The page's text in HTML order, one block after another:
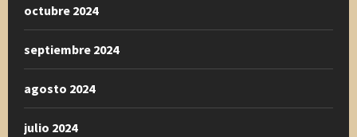
octubre 2024
septiembre 2024
agosto 2024
julio 2024